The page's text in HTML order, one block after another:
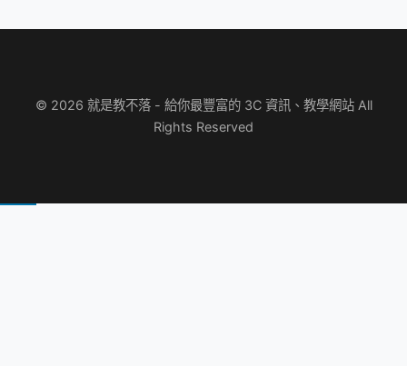
© 2026 就是教不落 - 給你最豐富的 3C 資訊、教學網站 All
Rights Reserved